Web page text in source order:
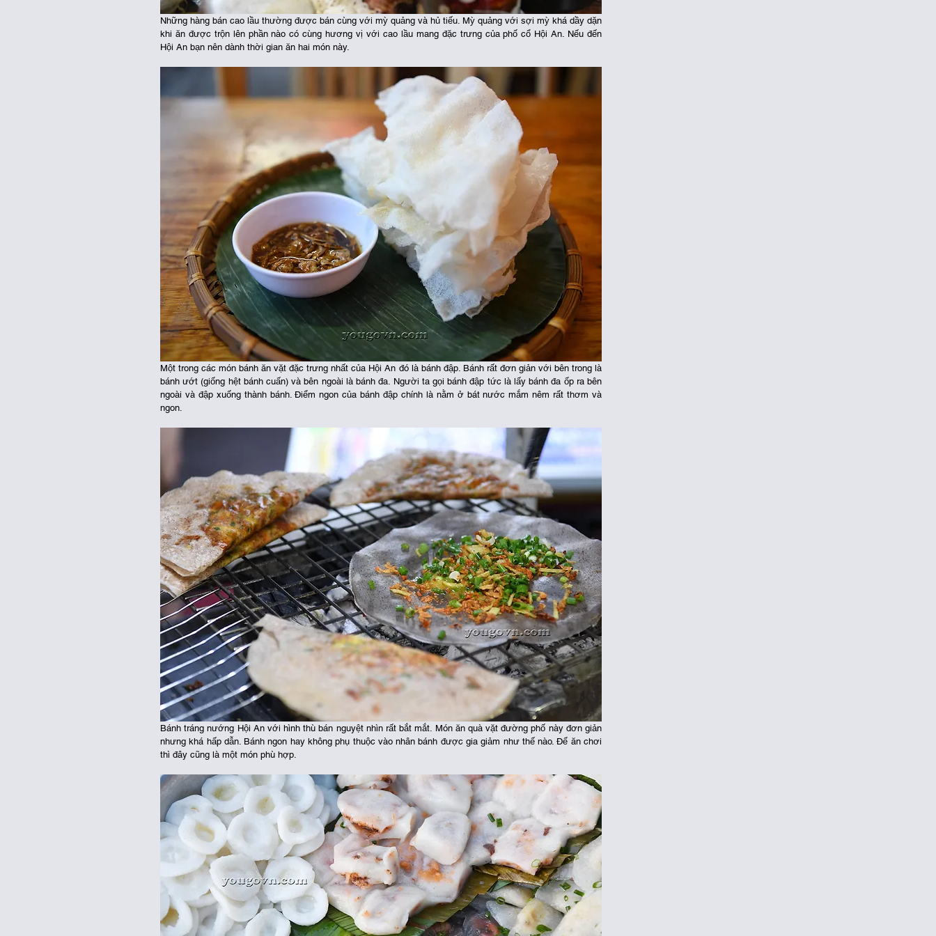
Những hàng bán cao lầu thường được bán cùng với mỳ quảng và hủ tiếu. Mỳ quảng với sợi mỳ khá dầy dặn
khi ăn được trộn lên phần nào có cùng hương vị với cao lầu mang đặc trưng của phố cổ Hội An. Nếu đến
Hội An bạn nên dành thời gian ăn hai món này.
Một trong các món bánh ăn vặt đặc trưng nhất của Hội An đó là bánh đập. Bánh rất đơn giản với bên trong là
bánh ướt (giống hệt bánh cuấn) và bên ngoài là bánh đa. Người ta gọi bánh đập tức là lấy bánh đa ốp ra bên
ngoài và đập xuống thành bánh. Điểm ngon của bánh đập chính là nằm ở bát nước mắm nêm rất thơm và
ngon.
Bánh tráng nướng Hội An với hình thù bán nguyệt nhìn rất bắt mắt. Món ăn quà vặt đường phố này đơn giản
nhưng khá hấp dẫn. Bánh ngon hay không phụ thuộc vào nhân bánh được gia giảm như thế nào. Để ăn chơi
thì đây cũng là một món phù hợp.